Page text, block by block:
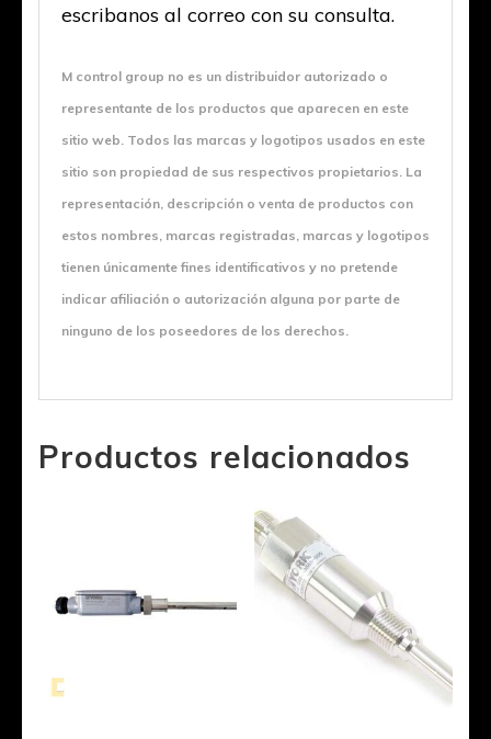
escribanos al correo con su consulta.
M control group no es un distribuidor autorizado o
representante de los productos que aparecen en este
sitio web. Todos las marcas y logotipos usados en este
sitio son propiedad de sus respectivos propietarios. La
representación, descripción o venta de productos con
estos nombres, marcas registradas, marcas y logotipos
tienen únicamente fines identificativos y no pretende
indicar afiliación o autorización alguna por parte de
ninguno de los poseedores de los derechos.
Productos relacionados